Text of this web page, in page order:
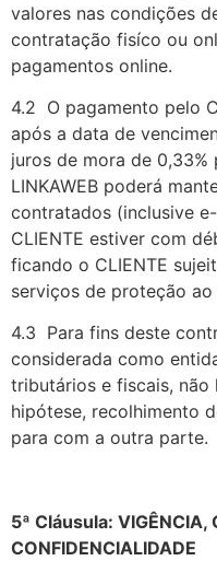
valores nas condições
contratação fisíco ou
pagamentos online.
4.2 O pagamento pelo
após a data de
juros de mora de 0,33%
LINKAWEB poderá
contratados (inclusive
CLIENTE estiver com
ficando o CLIENTE
serviços de proteção
4.3 Para fins deste
considerada como
tributários e fiscais, não
hipótese, recolhimento
para com a outra parte.
5ª Cláusula: VIGÊNCIA,
CONFIDENCIALIDADE